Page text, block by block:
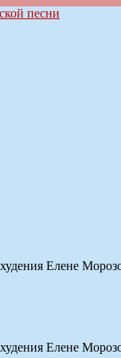
Елене
Елене